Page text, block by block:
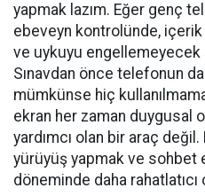
yapmak lazım. Eğer genç
ebeveyn kontrolünde,
ve uykuyu engellemeyecek
Sınavdan önce telefonun
mümkünse hiç
ekran her zaman duygusal
yardımcı olan bir araç
yürüyüş yapmak ve sohbet
döneminde daha rahatlatıcı